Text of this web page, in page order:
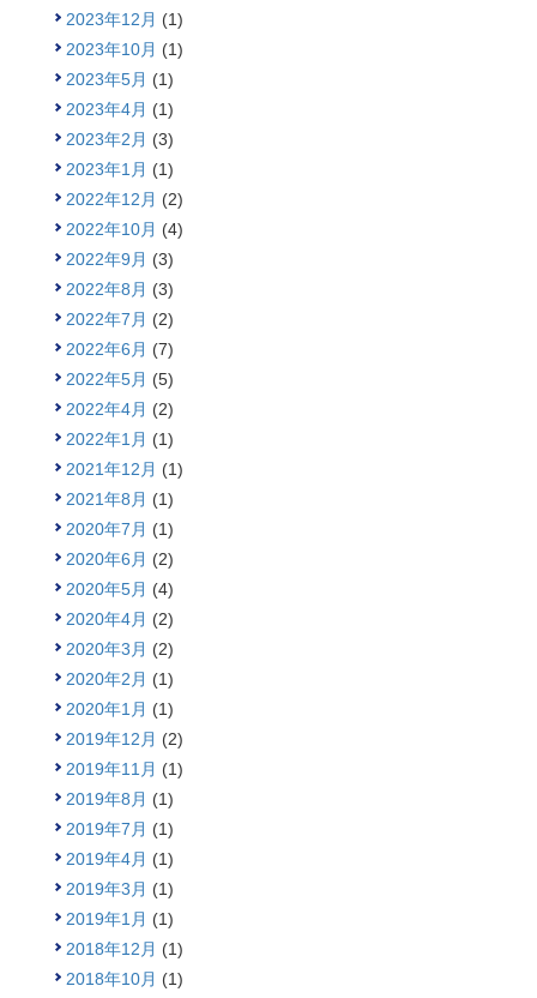
2023年12月 (1)
2023年10月 (1)
2023年5月 (1)
2023年4月 (1)
2023年2月 (3)
2023年1月 (1)
2022年12月 (2)
2022年10月 (4)
2022年9月 (3)
2022年8月 (3)
2022年7月 (2)
2022年6月 (7)
2022年5月 (5)
2022年4月 (2)
2022年1月 (1)
2021年12月 (1)
2021年8月 (1)
2020年7月 (1)
2020年6月 (2)
2020年5月 (4)
2020年4月 (2)
2020年3月 (2)
2020年2月 (1)
2020年1月 (1)
2019年12月 (2)
2019年11月 (1)
2019年8月 (1)
2019年7月 (1)
2019年4月 (1)
2019年3月 (1)
2019年1月 (1)
2018年12月 (1)
2018年10月 (1)